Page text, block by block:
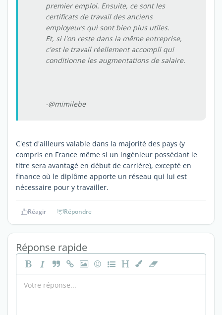
premier emploi. Ensuite, ce sont les
certificats de travail des anciens
employeurs qui sont bien plus utiles.
Et, si l'on reste dans la même entreprise,
c'est le travail réellement accompli qui
conditionne les augmentations de salaire.
-@mimilebe
C'est d'ailleurs valable dans la majorité des pays (y
compris en France même si un ingénieur possédant le
titre sera avantagé en début de carrière), excepté en
finance où le diplôme apporte un réseau qui lui est
nécessaire pour y travailler.
Réagir Répondre
Réponse rapide